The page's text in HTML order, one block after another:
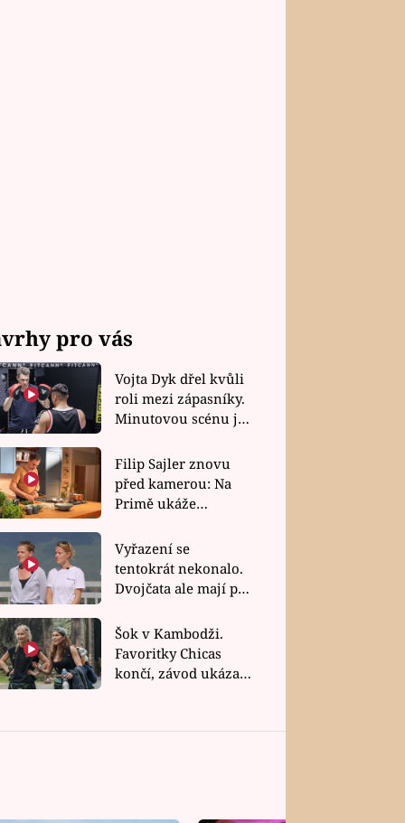
pro vás
Vojta Dyk dřel kvůli
roli mezi zápasníky.
Minutovou scénu jel
Filip Sajler znovu
před kamerou: Na
Primě ukáže
rychlé recepty
Vyřazení se
tentokrát nekonalo.
Dvojčata ale mají po
závodu nůž na krku
Šok v Kambodži.
Favoritky Chicas
končí, závod ukázal